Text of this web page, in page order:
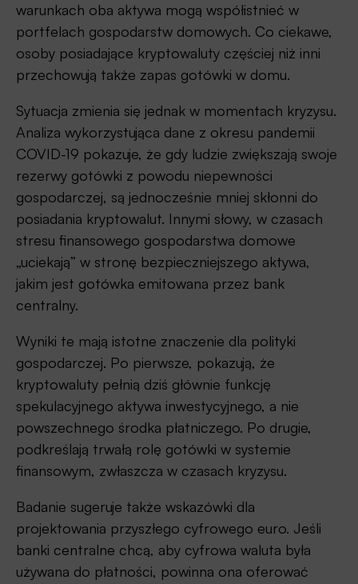
warunkach oba aktywa mogą współistnieć w
portfelach gospodarstw domowych. Co ciekawe,
osoby posiadające kryptowaluty częściej niż inni
przechowują także zapas gotówki w domu.
Sytuacja zmienia się jednak w momentach kryzysu.
Analiza wykorzystująca dane z okresu pandemii
COVID-19 pokazuje, że gdy ludzie zwiększają swoje
rezerwy gotówki z powodu niepewności
gospodarczej, są jednocześnie mniej skłonni do
posiadania kryptowalut. Innymi słowy, w czasach
stresu finansowego gospodarstwa domowe
„uciekają” w stronę bezpieczniejszego aktywa,
jakim jest gotówka emitowana przez bank
centralny.
Wyniki te mają istotne znaczenie dla polityki
gospodarczej. Po pierwsze, pokazują, że
kryptowaluty pełnią dziś głównie funkcję
spekulacyjnego aktywa inwestycyjnego, a nie
powszechnego środka płatniczego. Po drugie,
podkreślają trwałą rolę gotówki w systemie
finansowym, zwłaszcza w czasach kryzysu.
Badanie sugeruje także wskazówki dla
projektowania przyszłego cyfrowego euro. Jeśli
banki centralne chcą, aby cyfrowa waluta była
używana do płatności, powinna ona oferować